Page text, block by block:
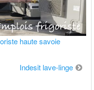
haute savoie
Indesit lave-linge